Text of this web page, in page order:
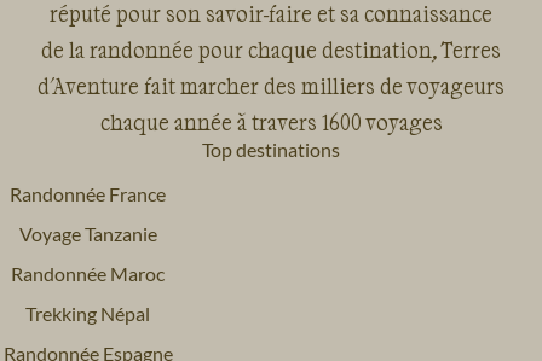
réputé pour son savoir-faire et sa connaissance
de la randonnée pour chaque destination, Terres
d'Aventure fait marcher des milliers de voyageurs
chaque année à travers 1600 voyages
Top destinations
Randonnée France
Voyage Tanzanie
Randonnée Maroc
Trekking Népal
Randonnée Espagne